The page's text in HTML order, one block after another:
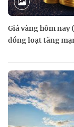
Giá vàng hôm
đồng loạt tăng